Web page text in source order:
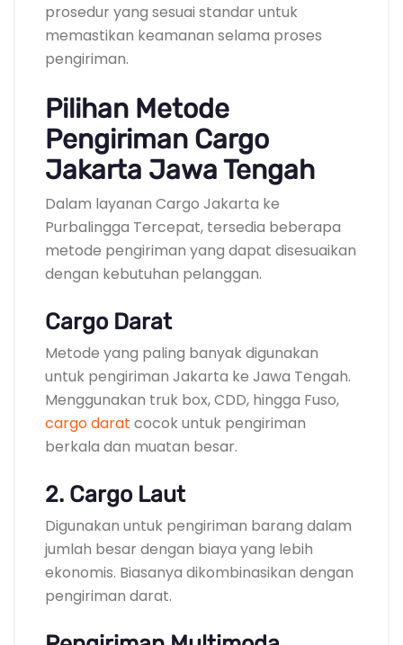
prosedur yang sesuai standar untuk
memastikan keamanan selama proses
pengiriman.
Pilihan Metode
Pengiriman Cargo
Jakarta Jawa Tengah
Dalam layanan Cargo Jakarta ke
Purbalingga Tercepat, tersedia beberapa
metode pengiriman yang dapat disesuaikan
dengan kebutuhan pelanggan.
Cargo Darat
Metode yang paling banyak digunakan
untuk pengiriman Jakarta ke Jawa Tengah.
Menggunakan truk box, CDD, hingga Fuso,
cargo darat cocok untuk pengiriman
berkala dan muatan besar.
2. Cargo Laut
Digunakan untuk pengiriman barang dalam
jumlah besar dengan biaya yang lebih
ekonomis. Biasanya dikombinasikan dengan
pengiriman darat.